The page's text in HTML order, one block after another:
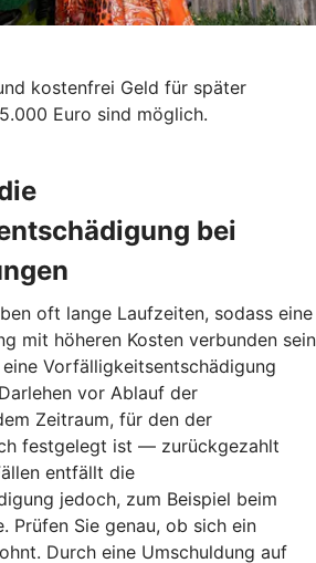
kostenfrei Geld für später
Euro sind möglich.
bei
oft lange Laufzeiten, sodass eine
mit höheren Kosten verbunden sein
Vorfälligkeitsentschädigung
vor Ablauf der
Zeitraum, für den der
festgelegt ist — zurückgezahlt
entfällt die
jedoch, zum Beispiel beim
Prüfen Sie genau, ob sich ein
Durch eine Umschuldung auf